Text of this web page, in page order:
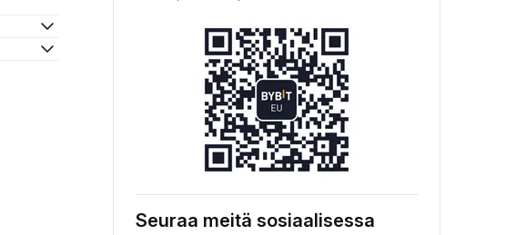
Seuraa meitä sosiaalisessa